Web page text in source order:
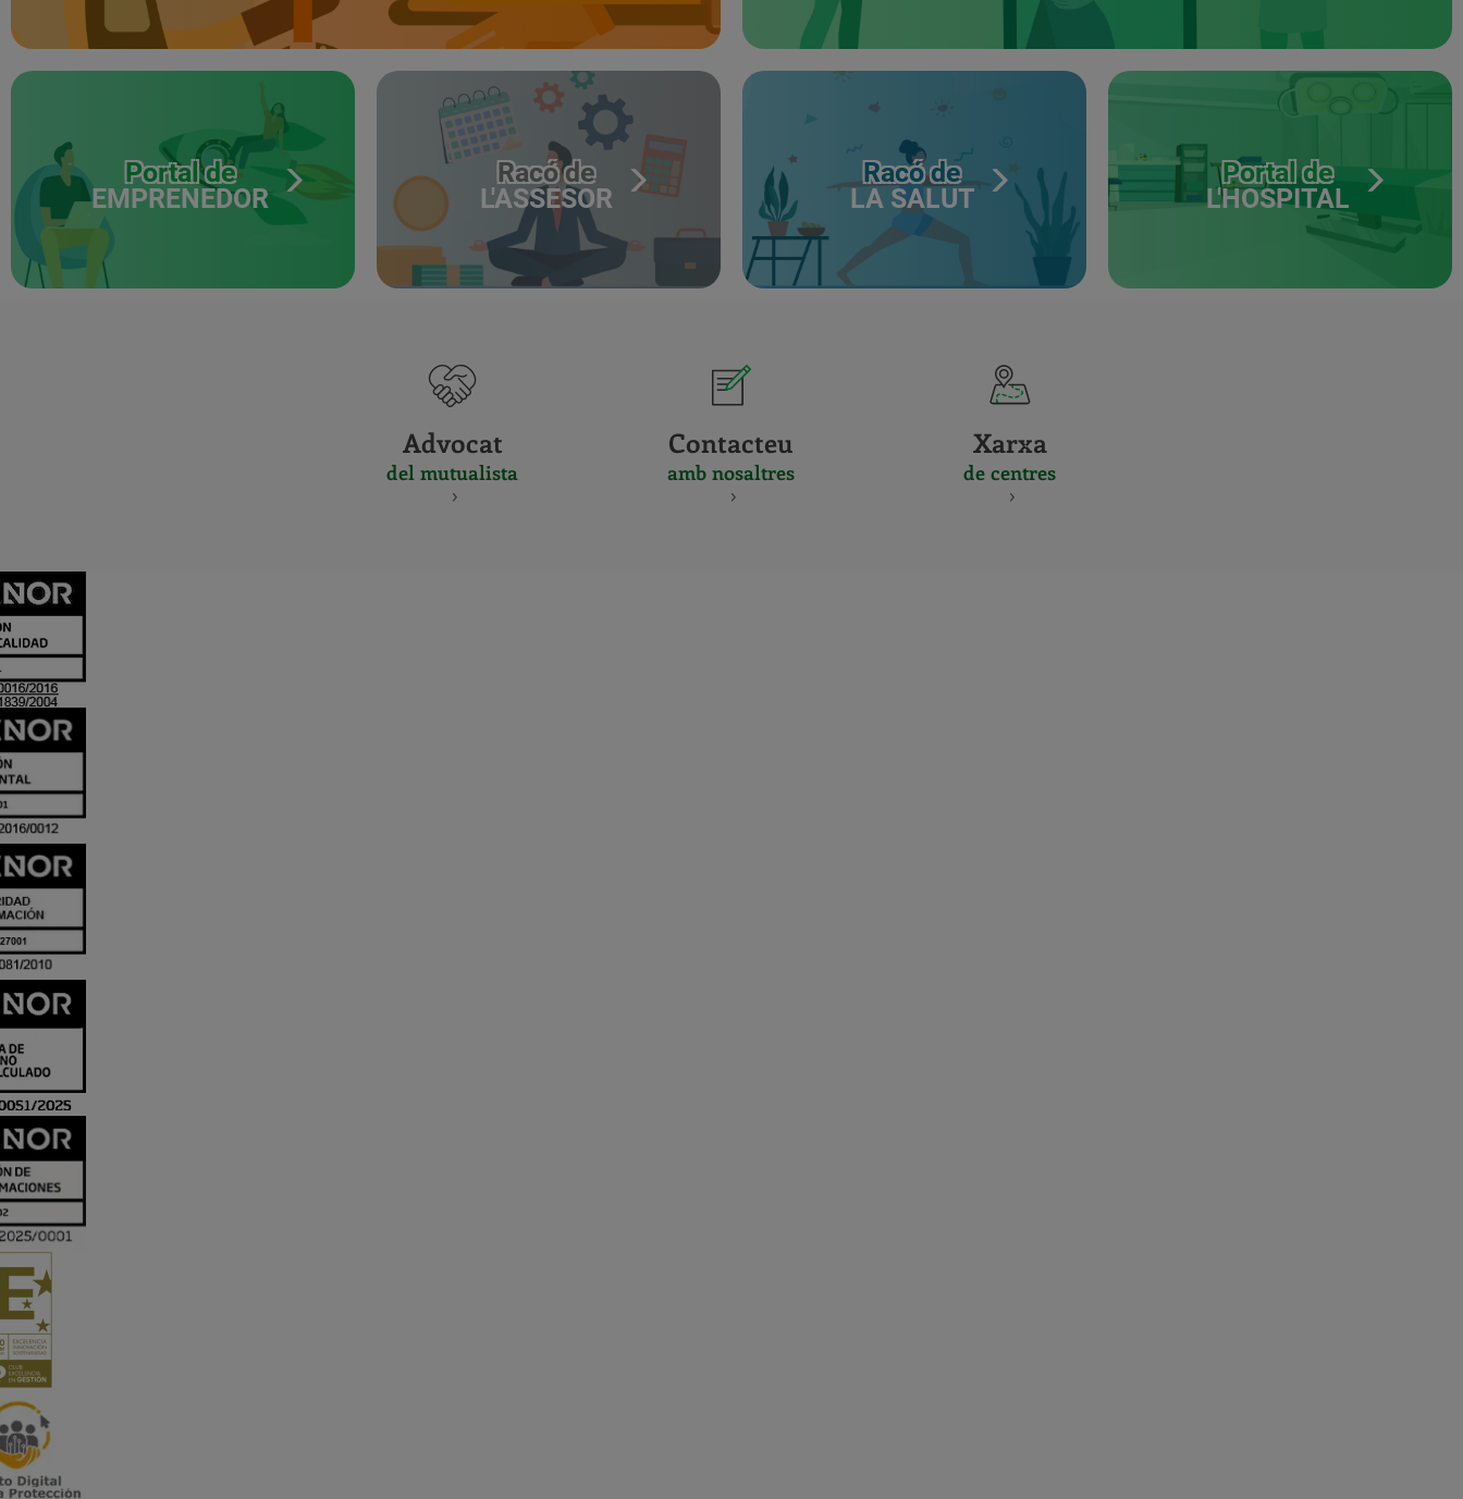
Portal de
EMPRENEDOR
Racó de
L'ASSESOR
Racó de
LA SALUT
Portal de
L'HOSPITAL
Advocat
del mutualista
Contacteu
amb nosaltres
Xarxa
de centres